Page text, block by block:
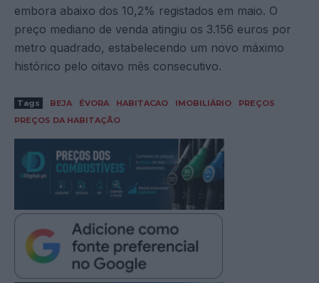
embora abaixo dos 10,2% registados em maio. O
preço mediano de venda atingiu os 3.156 euros por
metro quadrado, estabelecendo um novo máximo
histórico pelo oitavo mês consecutivo.
Tags BEJA ÉVORA HABITACAO IMOBILIÁRIO
PREÇOS
PREÇOS DA HABITAÇÃO